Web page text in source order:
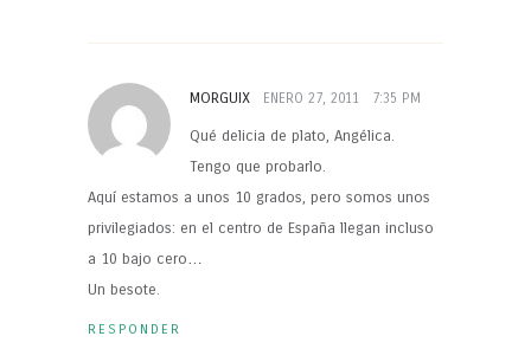
MORGUIX ENERO 27, 2011 7:35 PM
Qué delicia de plato, Angélica.
Tengo que probarlo.
Aquí estamos a unos 10 grados, pero somos unos
privilegiados: en el centro de España llegan incluso
a 10 bajo cero…
Un besote.
RESPONDER